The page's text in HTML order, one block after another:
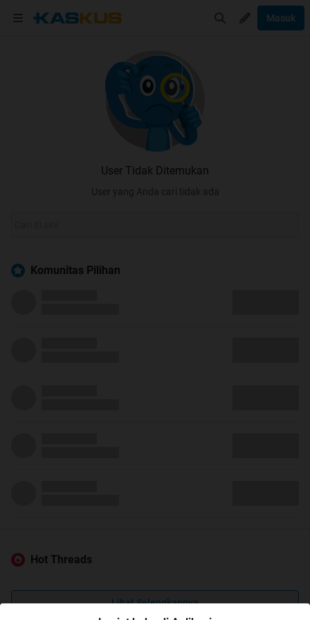
Masuk
User Tidak Ditemukan
User yang Anda cari tidak ada
Komunitas Pilihan
Hot Threads
Lihat Selengkapnya